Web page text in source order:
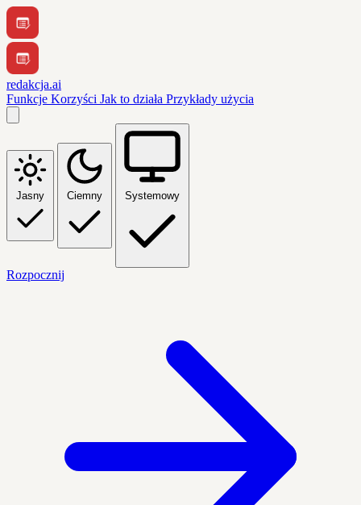
redakcja.ai
Funkcje Korzyści Jak to działa Przykłady użycia
Jasny Ciemny Systemowy
Rozpocznij